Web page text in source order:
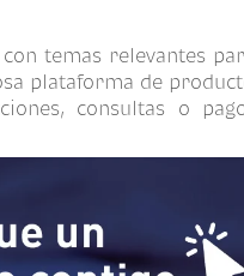
temas relevantes
plataforma de
consultas o